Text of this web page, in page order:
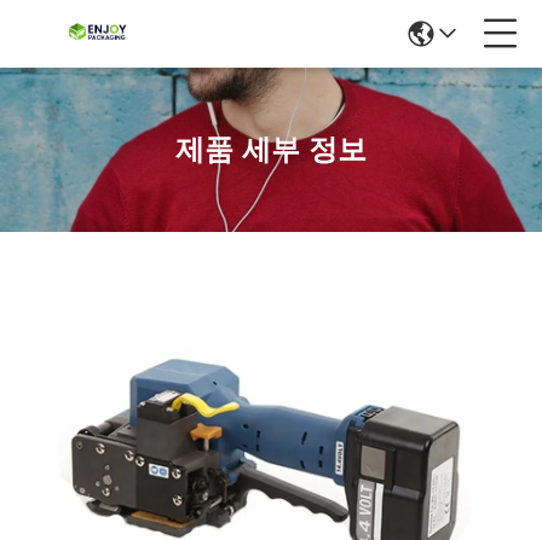
제품 세부 정보